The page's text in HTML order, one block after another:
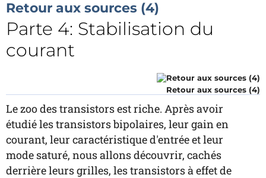
Retour aux sources (4)
Parte 4: Stabilisation du
courant
Retour aux sources (4)
Le zoo des transistors est riche. Après avoir
étudié les transistors bipolaires, leur gain en
courant, leur caractéristique d'entrée et leur
mode saturé, nous allons découvrir, cachés
derrière leurs grilles, les transistors à effet de